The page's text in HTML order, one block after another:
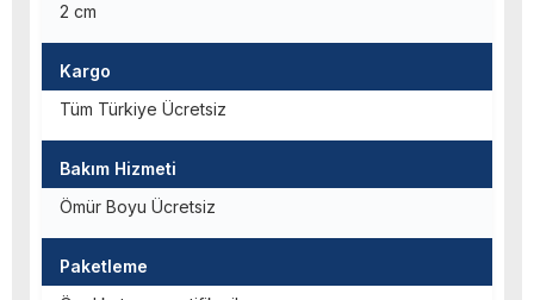
2 cm
Kargo
Tüm Türkiye Ücretsiz
Bakım Hizmeti
Ömür Boyu Ücretsiz
Paketleme